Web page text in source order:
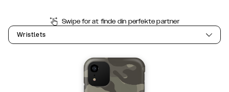
Swipe for at finde din perfekte partner
Wristlets